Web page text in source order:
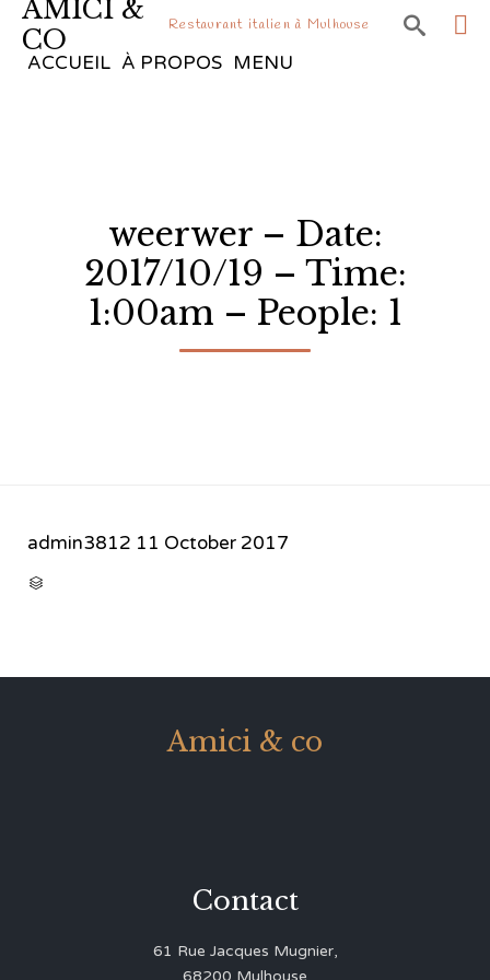
AMICI &
CO
Restaurant italien à Mulhouse 
ACCUEIL À PROPOS MENU
weerwer – Date:
2017/10/19 – Time:
1:00am – People: 1
admin3812 11 October 2017

Amici & co
Contact
61 Rue Jacques Mugnier,